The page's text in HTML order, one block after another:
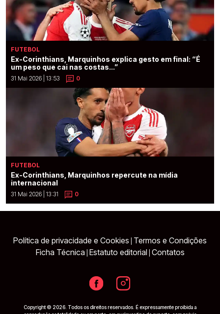
FUTEBOL
Ex-Corinthians, Marquinhos explica gesto em final: “É
um peso que cai nas costas...”
31 Mai 2026 | 13:53 0
FUTEBOL
Ex-Corinthians, Marquinhos repercute na mídia
internacional
31 Mai 2026 | 13:31 0
Política de privacidade e Cookies Termos e Condições
Ficha Técnica Estatuto editorial Contatos
Copyright © 2026. Todos os direitos reservados. É expressamente proibida a